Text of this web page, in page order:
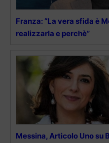
Franza: “La vera sfida è
realizzarla e perchè”
Messina, Articolo Uno su